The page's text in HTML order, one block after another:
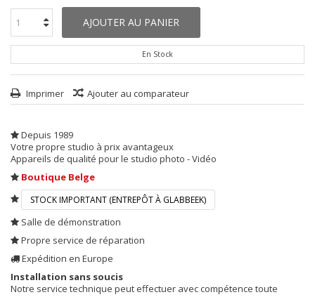
AJOUTER AU PANIER
En Stock
Imprimer Ajouter au comparateur
Depuis 1989
Votre propre studio à prix avantageux
Appareils de qualité pour le studio photo - Vidéo
Boutique Belge
STOCK IMPORTANT (ENTREPÔT À GLABBEEK)
Salle de démonstration
Propre service de réparation
Expédition en Europe
Installation sans soucis
Notre service technique peut effectuer avec compétence toute